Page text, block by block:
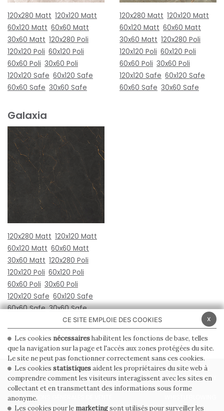
120x280 Matt 120x120 Matt
60x120 Matt 60x60 Matt
30x60 Matt 120x280 Poli
120x120 Poli 60x120 Poli
60x60 Poli 30x60 Poli
120x120 Safe 60x120 Safe
60x60 Safe 30x60 Safe
120x280 Matt 120x120 Matt
60x120 Matt 60x60 Matt
30x60 Matt 120x280 Poli
120x120 Poli 60x120 Poli
60x60 Poli 30x60 Poli
120x120 Safe 60x120 Safe
60x60 Safe 30x60 Safe
Galaxia
120x280 Matt 120x120 Matt
60x120 Matt 60x60 Matt
30x60 Matt 120x280 Poli
120x120 Poli 60x120 Poli
60x60 Poli 30x60 Poli
120x120 Safe 60x120 Safe
60x60 Safe 30x60 Safe
PRIVACY POLICY COOKIE POLICY
CONDITIONS GÉNÉRALES DE VENTE
x
CE SITE EMPLOIE DES COOKIES
Les cookies nécessaireshabilitent les fonctions de base, telles
que la navigation sur la page et l'accès aux zones protégées du site.
Le site ne peut pas fonctionner correctement sans ces cookies.
Les cookies statistiquesaident les propriétaires du site web à
comprendre comment les visiteurs interagissent avec les sites en
collectant et en transmettant des informations sous forme
anonyme.
Les cookies pour le marketingsont utilisés pour surveiller les